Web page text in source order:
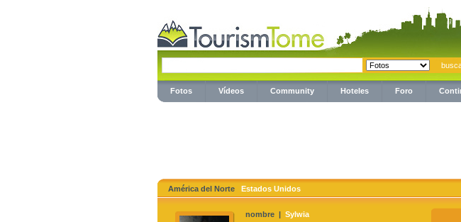
Fotos Vídeos Community Hoteles Foro
América del Norte Estados Unidos
nombre | Sylwia